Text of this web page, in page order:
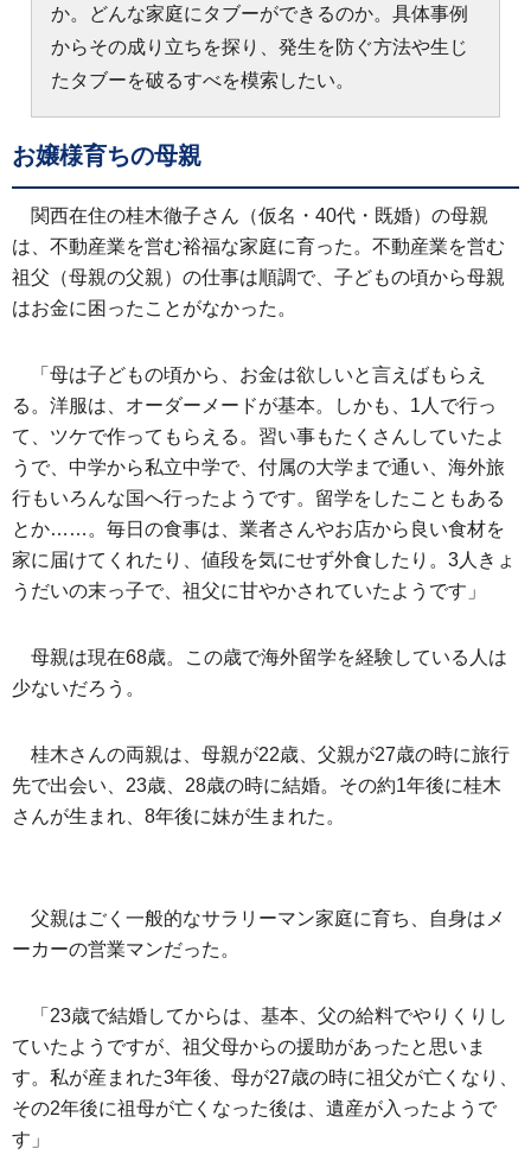
か。どんな家庭にタブーができるのか。具体事例
からその成り立ちを探り、発生を防ぐ方法や生じ
たタブーを破るすべを模索したい。
お嬢様育ちの母親
関西在住の桂木徹子さん（仮名・40代・既婚）の母親
は、不動産業を営む裕福な家庭に育った。不動産業を営む
祖父（母親の父親）の仕事は順調で、子どもの頃から母親
はお金に困ったことがなかった。
「母は子どもの頃から、お金は欲しいと言えばもらえ
る。洋服は、オーダーメードが基本。しかも、1人で行っ
て、ツケで作ってもらえる。習い事もたくさんしていたよ
うで、中学から私立中学で、付属の大学まで通い、海外旅
行もいろんな国へ行ったようです。留学をしたこともある
とか……。毎日の食事は、業者さんやお店から良い食材を
家に届けてくれたり、値段を気にせず外食したり。3人きょ
うだいの末っ子で、祖父に甘やかされていたようです」
母親は現在68歳。この歳で海外留学を経験している人は
少ないだろう。
桂木さんの両親は、母親が22歳、父親が27歳の時に旅行
先で出会い、23歳、28歳の時に結婚。その約1年後に桂木
さんが生まれ、8年後に妹が生まれた。
父親はごく一般的なサラリーマン家庭に育ち、自身はメ
ーカーの営業マンだった。
「23歳で結婚してからは、基本、父の給料でやりくりし
ていたようですが、祖父母からの援助があったと思いま
す。私が産まれた3年後、母が27歳の時に祖父が亡くなり、
その2年後に祖母が亡くなった後は、遺産が入ったようで
す」